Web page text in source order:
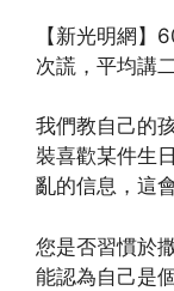
【新光明網】
次謊，平均講
我們教自己的
裝喜歡某件生
亂的信息，這
您是否習慣於
能認為自己是